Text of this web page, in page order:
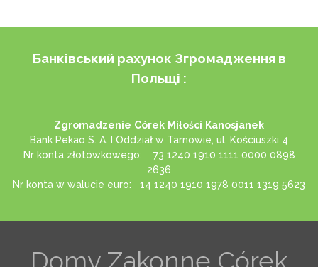
Банківський рахунок Згромадження в
Польщі :
Zgromadzenie Córek Miłości Kanosjanek
Bank Pekao S. A. I Oddział w Tarnowie, ul. Kościuszki 4
Nr konta złotówkowego: 73 1240 1910 1111 0000 0898
2636
Nr konta w walucie euro: 14 1240 1910 1978 0011 1319 5623
Domy Zakonne Córek